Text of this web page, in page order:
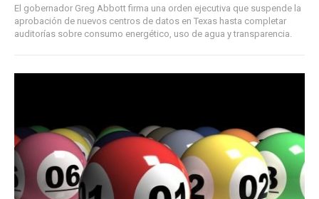
El gobernador Greg Abbott firma una orden ejecutiva que suspende la
aprobación de nuevos centros de datos en Texas hasta completar
auditorías sobre consumo energético, uso de agua y transparencia.